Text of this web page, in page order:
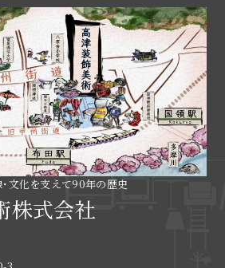
文化を支えて90年の歴史
株式会社